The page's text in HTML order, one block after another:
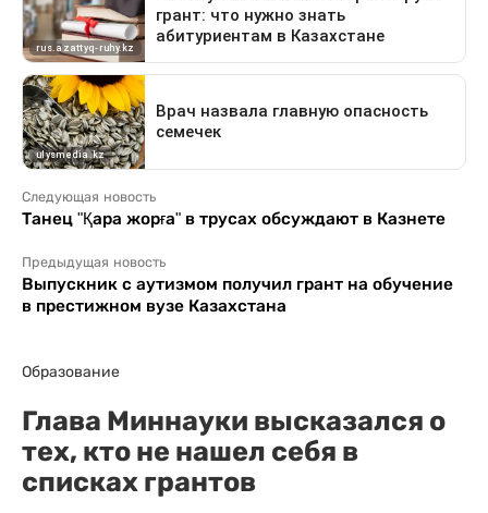
Следующая новость
Танец "Қара жорға" в трусах обсуждают в Казнете
Предыдущая новость
Выпускник с аутизмом получил грант на обучение
в престижном вузе Казахстана
Образование
Глава Миннауки высказался о
тех, кто не нашел себя в
списках грантов